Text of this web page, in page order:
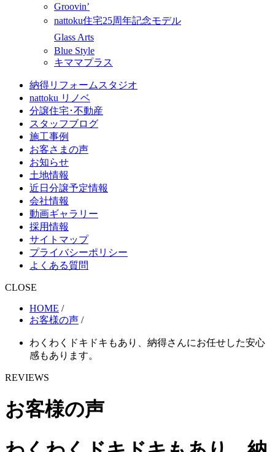
Groovin’
nattoku住宅25周年記念モデル
Glass Arts
Blue Style
キママプラス
納得リフォームスタジオ
nattoku リノベ
分譲住宅･不動産
スタッフブログ
施工事例
お客さまの声
お知らせ
土地情報
近日分譲予定情報
会社情報
動画ギャラリー
採用情報
サイトマップ
プライバシーポリシー
よくある質問
CLOSE
HOME /
お客様の声 /
わくわくドキドキもあり、納得さんにお任せした安心
感もあります。
REVIEWS
お客様の声